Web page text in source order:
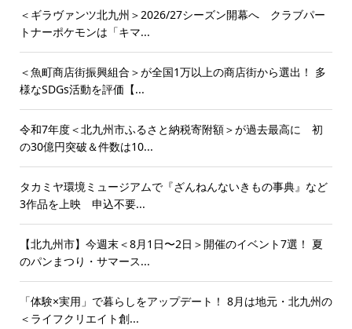
＜ギラヴァンツ北九州＞2026/27シーズン開幕へ クラブパー
トナーポケモンは「キマ...
＜魚町商店街振興組合＞が全国1万以上の商店街から選出！ 多
様なSDGs活動を評価【...
令和7年度＜北九州市ふるさと納税寄附額＞が過去最高に 初
の30億円突破＆件数は10...
タカミヤ環境ミュージアムで『ざんねんないきもの事典』など
3作品を上映 申込不要...
【北九州市】今週末＜8月1日〜2日＞開催のイベント7選！ 夏
のパンまつり・サマース...
「体験×実用」で暮らしをアップデート！ 8月は地元・北九州の
＜ライフクリエイト創...